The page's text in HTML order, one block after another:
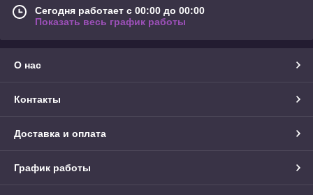
Сегодня работает с 00:00 до 00:00
Показать весь график работы
О нас
Контакты
Доставка и оплата
График работы